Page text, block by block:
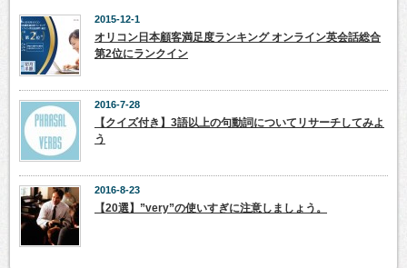
2015-12-1
オリコン日本顧客満足度ランキング オンライン英会話総合
第2位にランクイン
2016-7-28
【クイズ付き】3語以上の句動詞についてリサーチしてみよ
う
2016-8-23
【20選】”very”の使いすぎに注意しましょう。